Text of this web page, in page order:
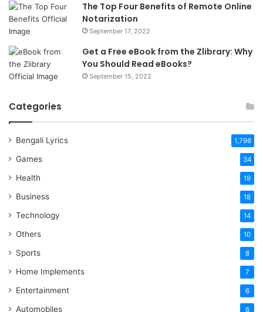
The Top Four Benefits of Remote Online
Notarization
September 17, 2022
Get a Free eBook from the Zlibrary: Why
You Should Read eBooks?
September 15, 2022
Categories
Bengali Lyrics 1,798
Games 34
Health 19
Business 18
Technology 14
Others 10
Sports 8
Home Implements 7
Entertainment 6
Automobiles 6